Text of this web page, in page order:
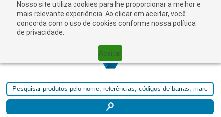
Nosso site utiliza cookies para lhe proporcionar a melhor e
mais relevante experiência. Ao clicar em aceitar, você
concorda com o uso de cookies conforme nossa política
de privacidade.
Aceitar